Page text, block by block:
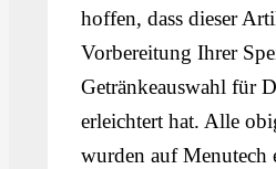
hoffen, dass dieser
Vorbereitung Ihrer
Getränkeauswahl für
erleichtert hat. Alle
wurden auf Menutech